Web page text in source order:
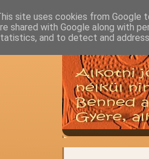
site uses cookies from Google
shared with Google along with
and to detect and